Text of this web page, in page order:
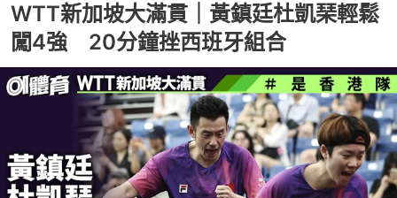
WTT新加坡大滿貫｜黃鎮廷杜凱琹輕鬆
闖4強 20分鐘挫西班牙組合